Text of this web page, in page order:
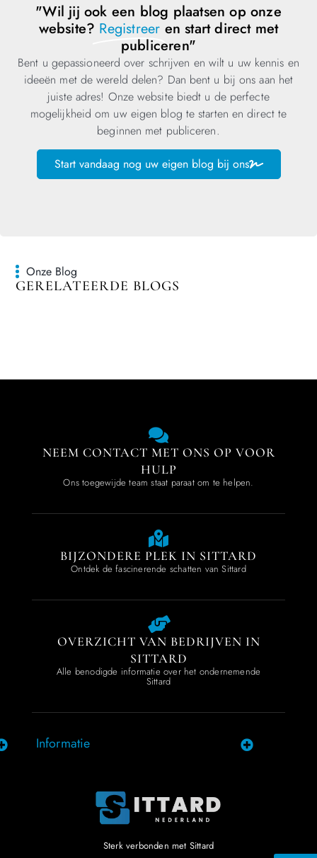
"Wil jij ook een blog plaatsen op onze
website? Registreer en start direct met
publiceren"
Bent u gepassioneerd over schrijven en wilt u uw kennis en
ideeën met de wereld delen? Dan bent u bij ons aan het
juiste adres! Onze website biedt u de perfecte
mogelijkheid om uw eigen blog te starten en direct te
beginnen met publiceren.
Start vandaag nog uw eigen blog bij ons
Onze Blog
GERELATEERDE BLOGS
NEEM CONTACT MET ONS OP VOOR
HULP
Ons toegewijde team staat paraat om te helpen.
BIJZONDERE PLEK IN SITTARD
Ontdek de fascinerende schatten van Sittard
OVERZICHT VAN BEDRIJVEN IN
SITTARD
Alle benodigde informatie over het ondernemende
Sittard
Informatie
Sterk verbonden met Sittard